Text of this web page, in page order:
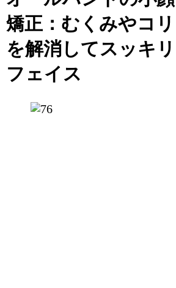
矯正：むくみやコリ
を解消してスッキリ
フェイス